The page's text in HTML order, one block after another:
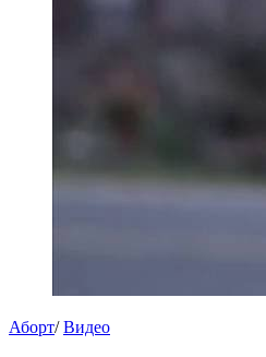
Аборт/Видео